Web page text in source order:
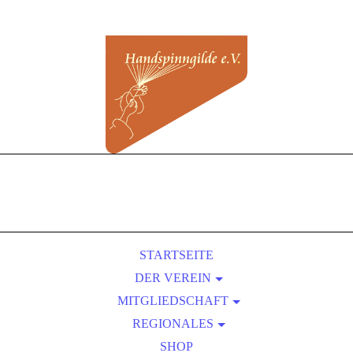
STARTSEITE
DER VEREIN
ÜBER UNS
SATZUNG
PRESSEBEREICH
MITGLIEDSCHAFT
BEITRITT
VORTEILE EINER MITGLIEDSCHAFT
REGIONALES
KURSLEITER-VERZEICHNIS
SHOP